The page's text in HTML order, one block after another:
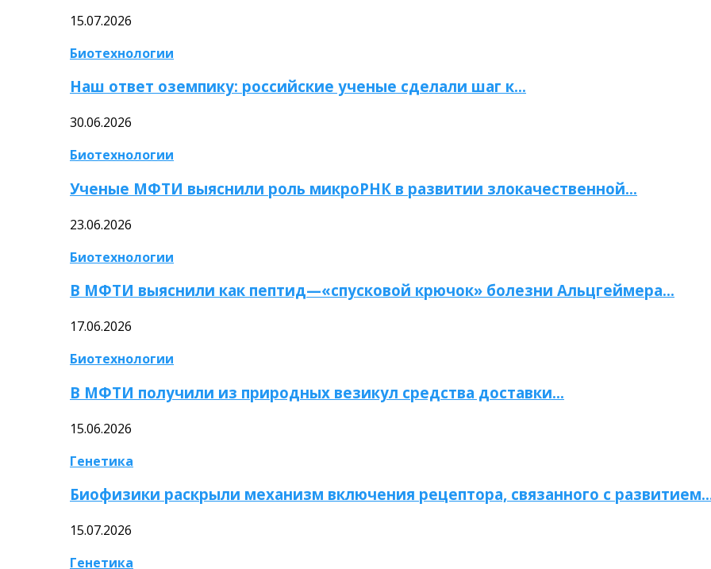
15.07.2026
Биотехнологии
Наш ответ оземпику: российские ученые сделали шаг к…
30.06.2026
Биотехнологии
Ученые МФТИ выяснили роль микроРНК в развитии злокачественной…
23.06.2026
Биотехнологии
В МФТИ выяснили как пептид—«спусковой крючок» болезни Альцгеймера…
17.06.2026
Биотехнологии
В МФТИ получили из природных везикул средства доставки…
15.06.2026
Генетика
Биофизики раскрыли механизм включения рецептора, связанного с
15.07.2026
Генетика